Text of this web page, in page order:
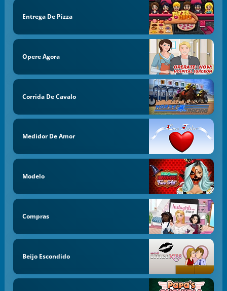
Entrega De Pizza
Opere Agora
Corrida De Cavalo
Medidor De Amor
Modelo
Compras
Beijo Escondido